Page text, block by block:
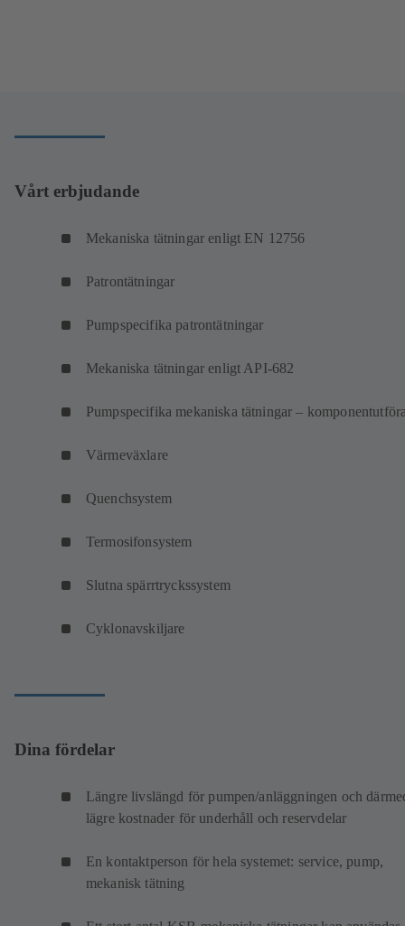
Vårt erbjudande
Mekaniska tätningar enligt EN 12756
Patrontätningar
Pumpspecifika patrontätningar
Mekaniska tätningar enligt API-682
Pumpspecifika mekaniska tätningar –
Värmeväxlare
Quenchsystem
Termosifonsystem
Slutna spärrtryckssystem
Cyklonavskiljare
Dina fördelar
Längre livslängd för pumpen/anläggningen och
lägre kostnader för underhåll och reservdelar
En kontaktperson för hela systemet: service, pump,
mekanisk tätning